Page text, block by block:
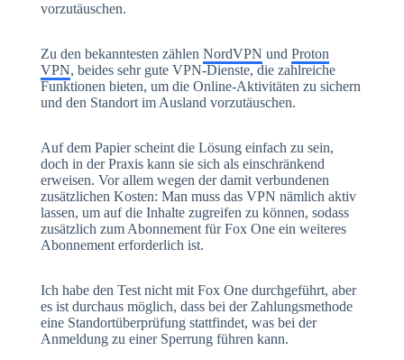
vorzutäuschen.
Zu den bekanntesten zählen NordVPN und Proton
VPN, beides sehr gute VPN-Dienste, die zahlreiche
Funktionen bieten, um die Online-Aktivitäten zu sichern
und den Standort im Ausland vorzutäuschen.
Auf dem Papier scheint die Lösung einfach zu sein,
doch in der Praxis kann sie sich als einschränkend
erweisen. Vor allem wegen der damit verbundenen
zusätzlichen Kosten: Man muss das VPN nämlich aktiv
lassen, um auf die Inhalte zugreifen zu können, sodass
zusätzlich zum Abonnement für Fox One ein weiteres
Abonnement erforderlich ist.
Ich habe den Test nicht mit Fox One durchgeführt, aber
es ist durchaus möglich, dass bei der Zahlungsmethode
eine Standortüberprüfung stattfindet, was bei der
Anmeldung zu einer Sperrung führen kann.